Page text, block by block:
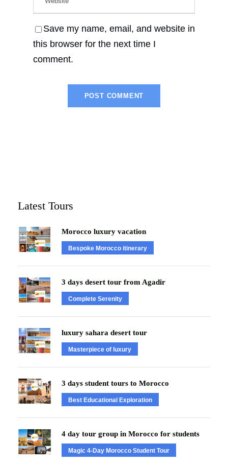
Save my name, email, and website in
this browser for the next time I
comment.
Latest Tours
Morocco luxury vacation
Bespoke Morocco itinerary
3 days desert tour from Agadir
Complete Serenity
luxury sahara desert tour
Masterpiece of luxury
3 days student tours to Morocco
Best Educational Exploration
4 day tour group in Morocco for students
Magic 4-Day Morocco Student Tour